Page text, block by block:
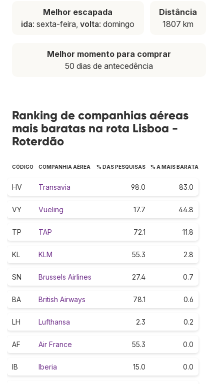
Melhor escapada
ida: sexta-feira,volta: domingo
Distância
1807 km
Melhor momento para comprar
50 dias de antecedência
Ranking de companhias aéreas
mais baratas na rota Lisboa -
Roterdão
CÓDIGO COMPANHIA AÉREA % DAS PESQUISAS % A MAIS BARATA
HV Transavia 98.0 83.0
VY Vueling 17.7 44.8
TP TAP 72.1 11.8
KL KLM 55.3 2.8
SN Brussels Airlines 27.4 0.7
BA British Airways 78.1 0.6
LH Lufthansa 2.3 0.2
AF Air France 55.3 0.0
IB Iberia 15.0 0.0